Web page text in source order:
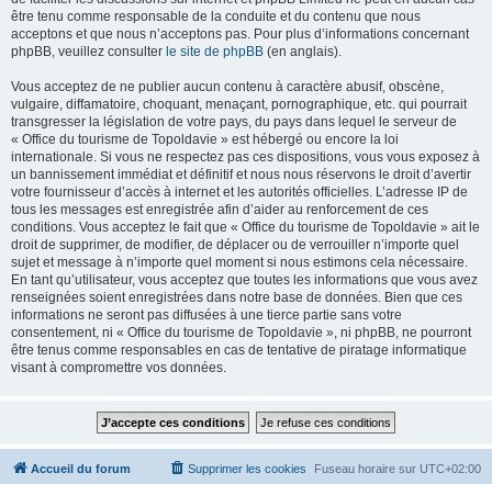
être tenu comme responsable de la conduite et du contenu que nous
acceptons et que nous n’acceptons pas. Pour plus d’informations concernant
phpBB, veuillez consulter le site de phpBB (en anglais).
Vous acceptez de ne publier aucun contenu à caractère abusif, obscène,
vulgaire, diffamatoire, choquant, menaçant, pornographique, etc. qui pourrait
transgresser la législation de votre pays, du pays dans lequel le serveur de
« Office du tourisme de Topoldavie » est hébergé ou encore la loi
internationale. Si vous ne respectez pas ces dispositions, vous vous exposez à
un bannissement immédiat et définitif et nous nous réservons le droit d’avertir
votre fournisseur d’accès à internet et les autorités officielles. L’adresse IP de
tous les messages est enregistrée afin d’aider au renforcement de ces
conditions. Vous acceptez le fait que « Office du tourisme de Topoldavie » ait le
droit de supprimer, de modifier, de déplacer ou de verrouiller n’importe quel
sujet et message à n’importe quel moment si nous estimons cela nécessaire.
En tant qu’utilisateur, vous acceptez que toutes les informations que vous avez
renseignées soient enregistrées dans notre base de données. Bien que ces
informations ne seront pas diffusées à une tierce partie sans votre
consentement, ni « Office du tourisme de Topoldavie », ni phpBB, ne pourront
être tenus comme responsables en cas de tentative de piratage informatique
visant à compromettre vos données.
Accueil du forum Fuseau horaire sur UTC+02:00
Supprimer les cookies